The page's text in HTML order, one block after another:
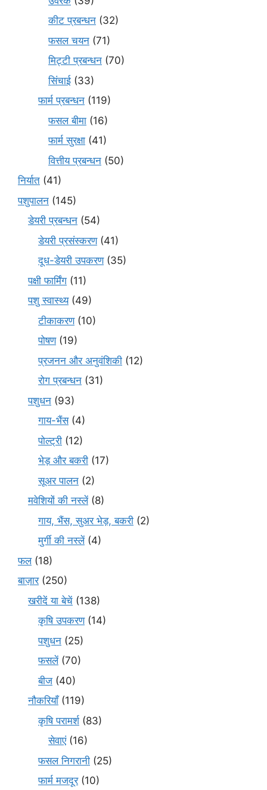
कीट प्रबन्धन (32)
फसल चयन (71)
मि‌ट्टी प्रबन्धन (70)
सिंचाई (33)
फार्म प्रबन्धन (119)
फसल बीमा (16)
फार्म सुरक्षा (41)
वित्तीय प्रबन्धन (50)
निर्यात (41)
पशुपालन (145)
डेयरी प्रबन्धन (54)
डेयरी प्रसंस्करण(41)
दूध-डेयरी उपकरण(35)
पक्षी फार्मिंग (11)
पशु स्वास्थ्य(49)
टीकाकरण(10)
पोषण(19)
प्रजनन और अनुवंशिकी (12)
रोग प्रबन्धन (31)
पशुधन (93)
गाय-भैंस(4)
पोल्ट्री (12)
भेड़ और बकरी (17)
सूअर पालन (2)
मवेशियों की नस्लें(8)
गाय, भैंस, सुअर भेड़, बकरी (2)
मुर्गी की नस्लें(4)
फल(18)
बाज़ार(250)
खरीदें या बेचें (138)
कृषि उपकरण(14)
पशुधन (25)
फसलें(70)
बीज (40)
नौकरियाँ(119)
कृषि परामर्श(83)
सेवाएं(16)
फसल निगरानी (25)
फार्म मजदूर(10)